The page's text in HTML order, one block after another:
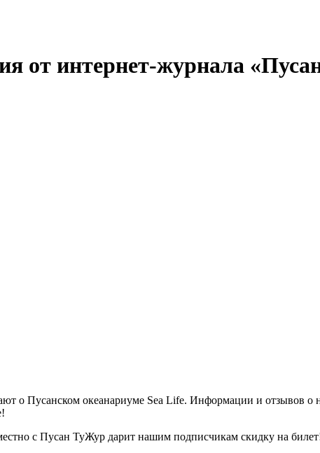
от интернет-журнала
о Пусанском океанариуме Sea Life. Информации и отзывов
с Пусан ТуЖур дарит нашим подписчикам скидку на